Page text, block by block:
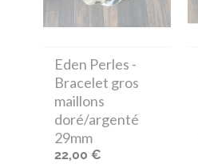
Eden Perles -
Bracelet gros
maillons
doré/argenté
29mm
22,00 €